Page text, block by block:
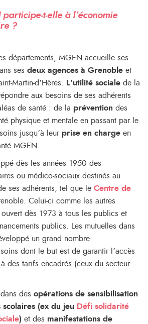
participe-t-elle à l’économie
?
départements, MGEN accueille ses
ses deux agences à Grenoble et
Martin-d’Hères. L’utilité sociale de la
aux besoins de ses adhérents
de santé : de la prévention des
physique et mentale en passant par le
jusqu’à leur prise en charge en
MGEN.
dès les années 1950 des
ou médico-sociaux destinés au
ses adhérents, tel que le Centre de
Celui-ci comme les autres
ouvert dès 1973 à tous les publics et
publics. Les mutuelles dans
un grand nombre
dont le but est de garantir l’accès
des tarifs encadrés (ceux du secteur
des opérations de sensibilisation
(ex du jeu Défi solidarité
) et des manifestations de